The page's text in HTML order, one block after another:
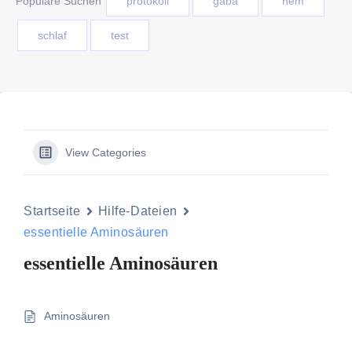
schlaf test
View Categories
Startseite
Hilfe-Dateien
essentielle Aminosäuren
essentielle Aminosäuren
Aminosäuren